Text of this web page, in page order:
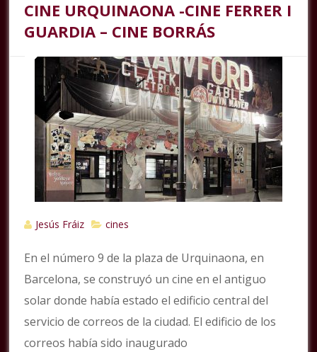
CINE URQUINAONA -CINE FERRER I
GUARDIA – CINE BORRÁS
Jesús Fráiz cines
En el número 9 de la plaza de Urquinaona, en
Barcelona, se construyó un cine en el antiguo
solar donde había estado el edificio central del
servicio de correos de la ciudad. El edificio de los
correos había sido inaugurado